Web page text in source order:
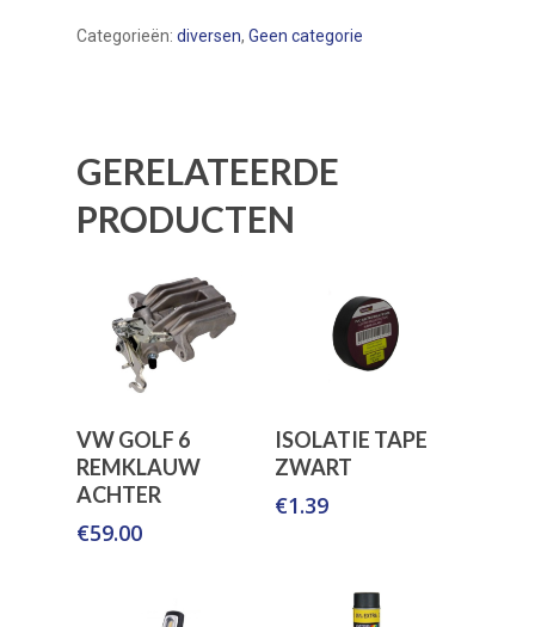
Categorieën: diversen, Geen categorie
GERELATEERDE
PRODUCTEN
Toevoegen Aan
Winkelwagen
VW GOLF 6
REMKLAUW
ACHTER
€59.00
Toevoegen Aan
Winkelwagen
ISOLATIE TAPE
ZWART
€1.39
Service